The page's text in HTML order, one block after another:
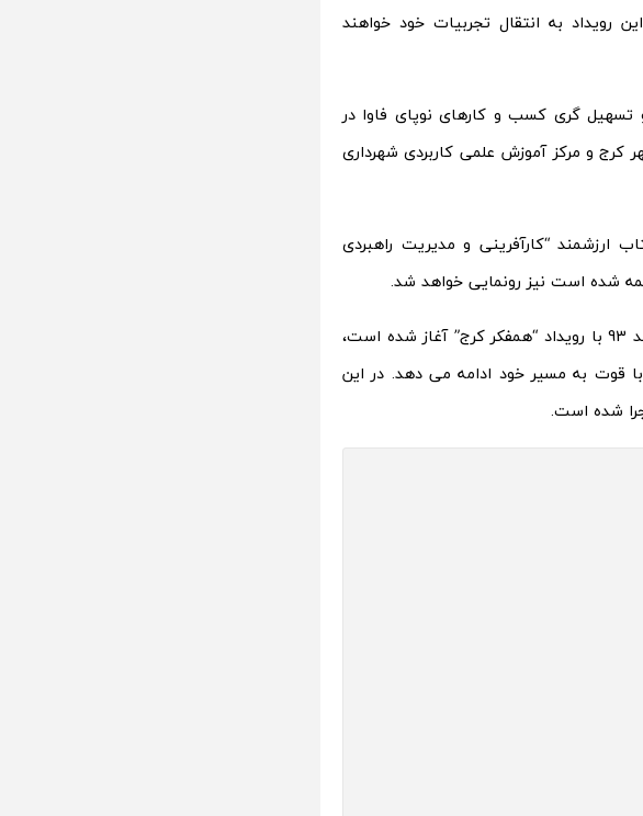
رویداد به انتقال تجربیات خود خواهند
تسهیل گری کسب و کارهای نوپای فاوا در
کرج و مرکز آموزش علمی کاربردی شهرداری
ارزشمند “کارآفرینی و مدیریت راهبردی
شده است نیز رونمایی خواهد شد.
توسعه ارتباطات و هم افزایی فعالان استارتاپی کرج که از اسفند 93 با رویداد “همفکر کرج” آغاز شده است،
قوت به مسیر خود ادامه می دهد. در این